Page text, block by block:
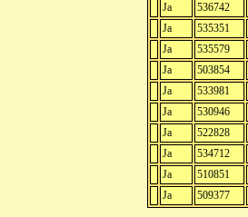
Ja
536742
Ja
535351
Ja
535579
Ja
503854
Ja
533981
Ja
530946
Ja
522828
Ja
534712
Ja
510851
Ja
509377